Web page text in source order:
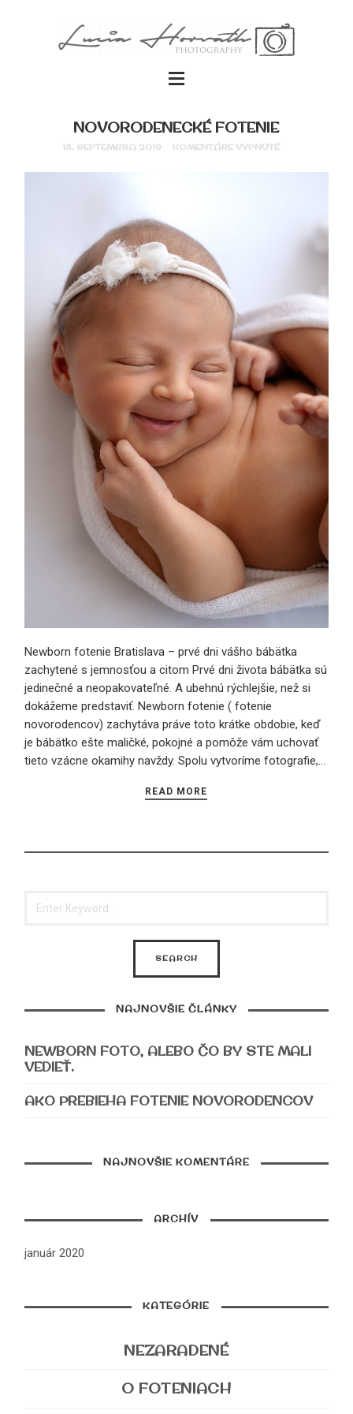
NOVORODENECKÉ FOTENIE
18. SEPTEMBRA 2019 KOMENTÁRE VYPNUTÉ
Newborn fotenie Bratislava – prvé dni vášho bábätka
zachytené s jemnosťou a citom Prvé dni života bábätka sú
jedinečné a neopakovateľné. A ubehnú rýchlejšie, než si
dokážeme predstaviť. Newborn fotenie ( fotenie
novorodencov) zachytáva práve toto krátke obdobie, keď
je bábätko ešte maličké, pokojné a pomôže vám uchovať
tieto vzácne okamihy navždy. Spolu vytvoríme fotografie,…
READ MORE
NAJNOVŠIE ČLÁNKY
NEWBORN FOTO, ALEBO ČO BY STE MALI
VEDIEŤ.
AKO PREBIEHA FOTENIE NOVORODENCOV
NAJNOVŠIE KOMENTÁRE
ARCHÍV
január 2020
KATEGÓRIE
NEZARADENÉ
O FOTENIACH